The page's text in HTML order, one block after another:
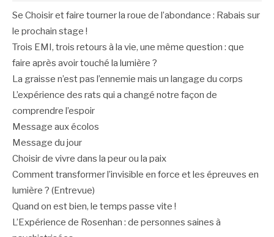
Se Choisir et faire tourner la roue de l’abondance : Rabais sur
le prochain stage !
Trois EMI, trois retours à la vie, une même question : que
faire après avoir touché la lumière ?
La graisse n’est pas l’ennemie mais un langage du corps
L’expérience des rats qui a changé notre façon de
comprendre l’espoir
Message aux écolos
Message du jour
Choisir de vivre dans la peur ou la paix
Comment transformer l’invisible en force et les épreuves en
lumière ? (Entrevue)
Quand on est bien, le temps passe vite !
L’Expérience de Rosenhan : de personnes saines à